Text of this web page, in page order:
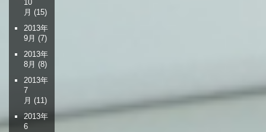
10
月 (15)
2013年
9月 (7)
2013年
8月 (8)
2013年
7
月 (11)
2013年
6